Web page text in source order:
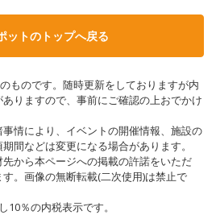
ットのトップへ戻る
ものです。随時更新をしておりますが内
りますので、事前にご確認の上おでかけ
情により、イベントの開催情報、施設の
間などは変更になる場合があります。
から本ページへの掲載の許諾をいただ
。画像の無断転載(二次使用)は禁止で
％の内税表示です。